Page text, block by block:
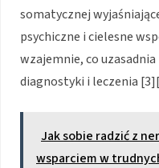
somatycznej
psychiczne i cielesne
wzajemnie, co
diagnostyki i leczenia
Jak sobie radzić z
wsparciem w